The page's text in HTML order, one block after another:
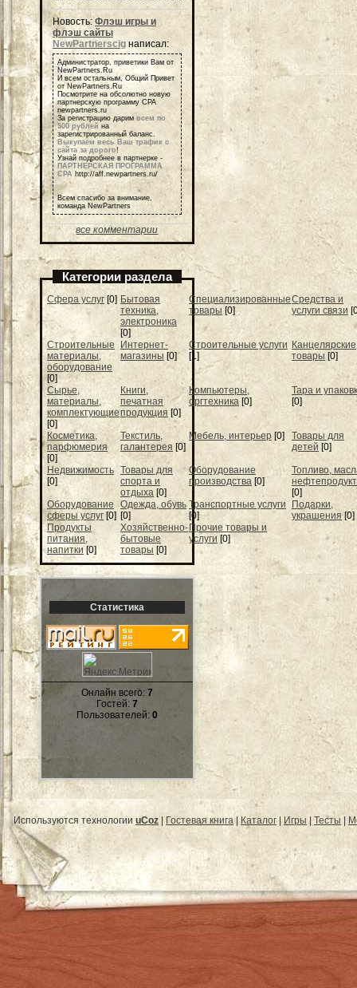
Новость:Флэш игры и
флэш сайты
NewPartnerscig написал:
Администратор, приветики Вам от
NewPartners.Ru
И всем остальным, Общий Привет
от NewPartners.Ru
Посмотрите на обсолютно новую
партнерскую программу СРА
newpartners.ru
За регистрацию дарим всем по
500 рублей на
зарегистрированный баланс.
Выкупаем весь Ваш трафик с
сайта за дорого!
Узнай подробнее в партнерке -
ПАРТНЕРСКАЯ ПРОГРАММА
СРА http://aff.newpartners.ru/
Всем спасибо за внимание,
команда NewPartners
все комментарии
Категории раздела
Cфера услуг [0] Бытовая
техника,
электроника
[0]
Специализированные
товары [0]
Средства и
услуги связи
Строительные
материалы,
оборудование
[0]
Интернет-
магазины [0]
Строительные услуги
[1]
Канцелярские
товары [0]
Сырье,
материалы,
комплектующие
[0]
Книги,
печатная
продукция [0]
Компьютеры,
оргтехника [0]
Тара и
[0]
Косметика,
парфюмерия
[0]
Текстиль,
галантерея [0]
Мебель, интерьер [0]
Товары для
детей [0]
Недвижимость
[0]
Товары для
спорта и
отдыха [0]
Оборудование
производства [0]
Топливо,
[0]
Оборудование
сферы услуг [0]
Одежда, обувь
[0]
Транспортные услуги
[0]
Подарки,
украшения [0]
Продукты
питания,
напитки [0]
Хозяйственно-
бытовые
товары [0]
Прочие товары и
услуги [0]
Статистика
Онлайн всего: 7
Гостей: 7
Пользователей: 0
Используются технологии uCoz Гостевая книга Каталог Игры Тесты